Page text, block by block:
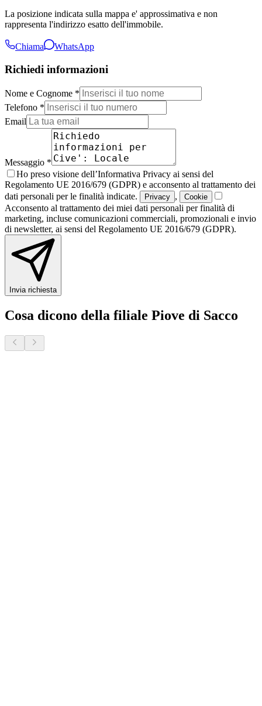
La posizione indicata sulla mappa e' approssimativa e non
rappresenta l'indirizzo esatto dell'immobile.
Chiama WhatsApp
Richiedi informazioni
Nome e Cognome *
Telefono *
Email
Messaggio *
Ho preso visione dell’Informativa Privacy ai sensi del
Regolamento UE 2016/679 (GDPR) e acconsento al trattamento dei
dati personali per le finalità indicate.
Privacy , Cookie
Acconsento al trattamento dei miei dati personali per finalità di
marketing, incluse comunicazioni commerciali, promozionali e invio
di newsletter, ai sensi del Regolamento UE 2016/679 (GDPR).
Invia richiesta
Cosa dicono della filiale Piove di Sacco